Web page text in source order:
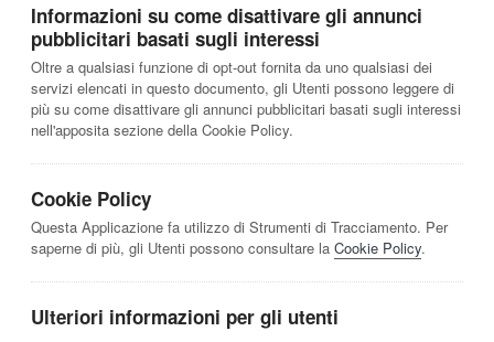
Informazioni su come disattivare gli annunci
pubblicitari basati sugli interessi
Oltre a qualsiasi funzione di opt-out fornita da uno qualsiasi dei
servizi elencati in questo documento, gli Utenti possono leggere di
più su come disattivare gli annunci pubblicitari basati sugli interessi
nell'apposita sezione della Cookie Policy.
Cookie Policy
Questa Applicazione fa utilizzo di Strumenti di Tracciamento. Per
saperne di più, gli Utenti possono consultare la Cookie Policy.
Ulteriori informazioni per gli utenti